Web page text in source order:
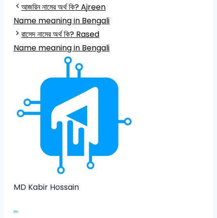
আজরিন নামের অর্থ কি? Ajreen
Name meaning in Bengali
রাসেদ নামের অর্থ কি? Rased
Name meaning in Bengali
MD Kabir Hossain
...